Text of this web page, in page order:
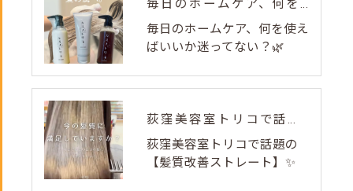
毎日のホームケア、何を使えばいいか迷ってない？🌿
毎日のホームケア、何を使え
ばいいか迷ってない？🌿
荻窪美容室トリコで話題の【髪質改善ストレート】✨
荻窪美容室トリコで話題の
【髪質改善ストレート】✨